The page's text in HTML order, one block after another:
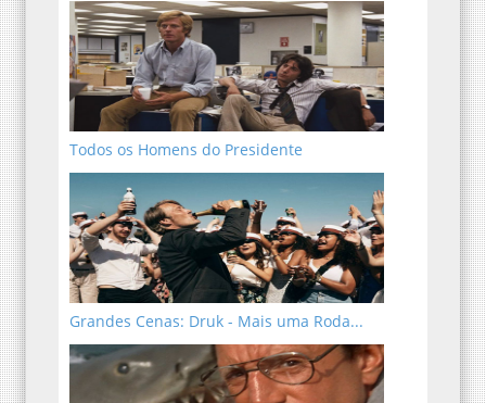
Todos os Homens do Presidente
Grandes Cenas: Druk - Mais uma Roda...